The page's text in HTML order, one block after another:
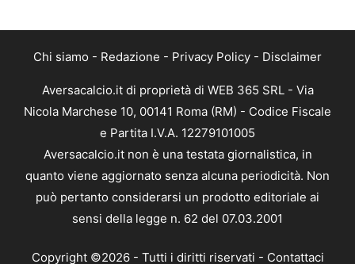
Chi siamo - Redazione - Privacy Policy - Disclaimer
Aversacalcio.it di proprietà di WEB 365 SRL - Via
Nicola Marchese 10, 00141 Roma (RM) - Codice Fiscale
e Partita I.V.A. 12279101005
Aversacalcio.it non è una testata giornalistica, in
quanto viene aggiornato senza alcuna periodicità. Non
può pertanto considerarsi un prodotto editoriale ai
sensi della legge n. 62 del 07.03.2001
Copyright ©2026 - Tutti i diritti riservati - Contattaci